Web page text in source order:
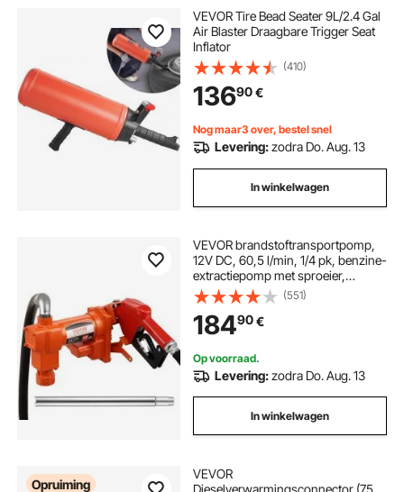
VEVOR Tire Bead Seater 9L/2.4 Gal
Air Blaster Draagbare Trigger Seat
Inflator
(410)
13690€
Nog maar3 over, bestel snel
Levering:zodra Do. Aug. 13
In winkelwagen
VEVOR brandstoftransportpomp,
12V DC, 60,5 l/min, 1/4 pk, benzine-
extractiepomp met sproeier,
uitlaatslang en aanzuigbuis voor
benzine, diesel, kerosine, ethanol
en methanolmengsels en biodiesel
(551)
18490€
Op voorraad.
Levering:zodra Do. Aug. 13
In winkelwagen
Opruiming
VEVOR
Dieselverwarmingsconnector (75